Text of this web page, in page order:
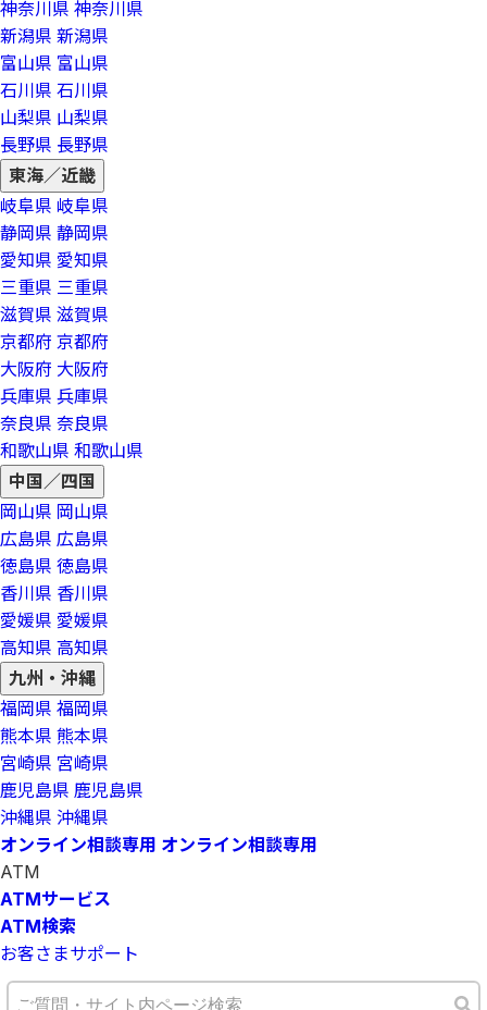
神奈川県 神奈川県
新潟県 新潟県
富山県 富山県
石川県 石川県
山梨県 山梨県
長野県 長野県
東海／近畿
岐阜県 岐阜県
静岡県 静岡県
愛知県 愛知県
三重県 三重県
滋賀県 滋賀県
京都府 京都府
大阪府 大阪府
兵庫県 兵庫県
奈良県 奈良県
和歌山県 和歌山県
中国／四国
岡山県 岡山県
広島県 広島県
徳島県 徳島県
香川県 香川県
愛媛県 愛媛県
高知県 高知県
九州・沖縄
福岡県 福岡県
熊本県 熊本県
宮崎県 宮崎県
鹿児島県 鹿児島県
沖縄県 沖縄県
オンライン相談専用 オンライン相談専用
ATM
ATMサービス
ATM検索
お客さまサポート